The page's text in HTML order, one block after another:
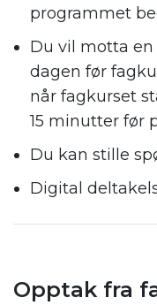
programmet
Du vil motta
dagen før
når fagkurset
15 minutter før
Du kan stille
Digital
Opptak fra